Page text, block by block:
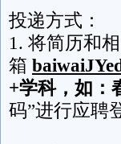
投递方式：
1. 将简历和
箱
+学科，如：
码”进行应聘